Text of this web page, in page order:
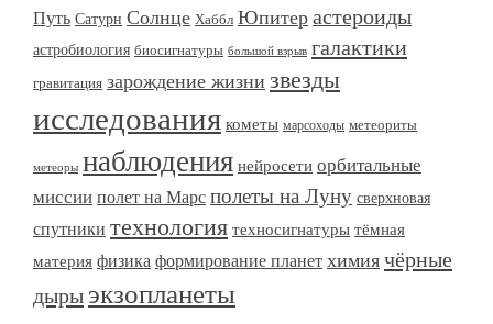
Путь Сатурн Солнце Хаббл Юпитер астероиды
астробиология биосигнатуры большой взрыв галактики
гравитация зарождение жизни звезды
исследования кометы марсоходы метеориты
метеоры наблюдения нейросети орбитальные
миссии полет на Марс полеты на Луну сверхновая
спутники технология техносигнатуры тёмная
материя физика формирование планет химия чёрные
дыры экзопланеты